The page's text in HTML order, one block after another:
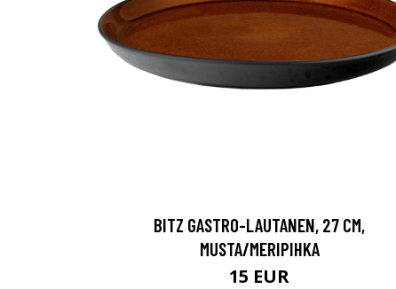
BITZ GASTRO-LAUTANEN, 27 CM,
MUSTA/MERIPIHKA
15 EUR